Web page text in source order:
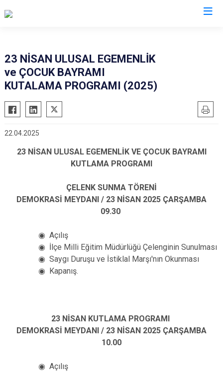
Aliağa
Bayındır
Bornova
Foça
Kemalpaşa
Kiraz
Konak
Menderes
Menemen
Narlıdere
Tire
Urla
Bayraklı
23 NİSAN ULUSAL EGEMENLİK
ve ÇOCUK BAYRAMI
KUTALAMA PROGRAMI (2025)
22.04.2025
23 NİSAN ULUSAL EGEMENLİK VE ÇOCUK BAYRAMI
KUTLAMA PROGRAMI
ÇELENK SUNMA TÖRENİ
DEMOKRASİ MEYDANI / 23 NİSAN 2025 ÇARŞAMBA
09.30
◉ Açılış
◉ İlçe Milli Eğitim Müdürlüğü Çelenginin Sunulması
◉ Saygı Duruşu ve İstiklal Marşı'nın Okunması
◉ Kapanış.
23 NİSAN KUTLAMA PROGRAMI
DEMOKRASİ MEYDANI / 23 NİSAN 2025 ÇARŞAMBA
10.00
◉ Açılış